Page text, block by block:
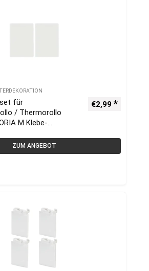
für
/ Thermorollo
M Klebe-
€2,99
ZUM ANGEBOT